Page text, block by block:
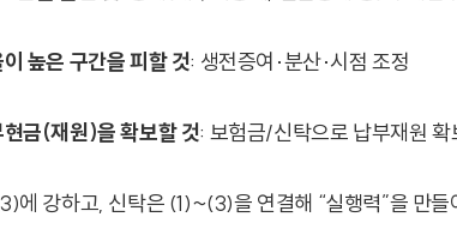
높은 구간을 피할 것: 생전증여·분산·시점 조정
금(재원)을 확보할 것: 보험금/신탁으로 납부재원 확
에 강하고, 신탁은 (1)~(3)을 연결해 “실행력”을 만들